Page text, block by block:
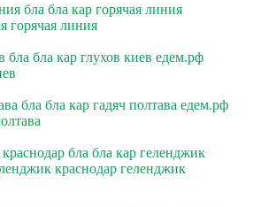
бла бла кар горячая линия
горячая линия
бла бла кар глухов киев едем.рф
бла бла кар гадяч полтава едем.рф
бла бла кар геленджик
краснодар геленджик